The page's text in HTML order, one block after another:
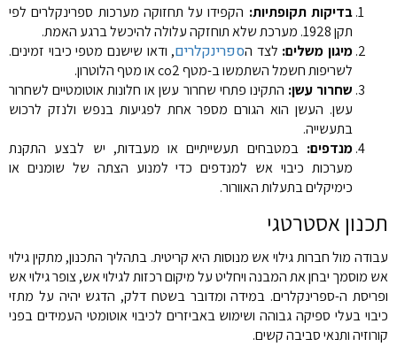
בדיקות תקופתיות: הקפידו על תחזוקה מערכות ספרינקלרים לפי
תקן 1928. מערכת שלא תוחזקה עלולה להיכשל ברגע האמת.
מיגון משלים: לצד הספרינקלרים, ודאו שישנם מטפי כיבוי זמינים.
לשריפות חשמל השתמשו ב-מטף co2 או מטף הלוטרון.
שחרור עשן: התקינו פתחי שחרור עשן או חלונות אוטומטיים לשחרור
עשן. העשן הוא הגורם מספר אחת לפגיעות בנפש ולנזק לרכוש
בתעשייה.
מנדפים: במטבחים תעשייתיים או מעבדות, יש לבצע התקנת
מערכות כיבוי אש למנדפים כדי למנוע הצתה של שומנים או
כימיקלים בתעלות האוורור.
תכנון אסטרטגי
עבודה מול חברות גילוי אש מנוסות היא קריטית. בתהליך התכנון, מתקין גילוי
אש מוסמך יבחן את המבנה ויחליט על מיקום רכזות לגילוי אש, צופר גילוי אש
ופריסת ה-ספרינקלרים. במידה ומדובר בשטח דלק, הדגש יהיה על מתזי
כיבוי בעלי ספיקה גבוהה ושימוש באביזרים לכיבוי אוטומטי העמידים בפני
קורוזיה ותנאי סביבה קשים.